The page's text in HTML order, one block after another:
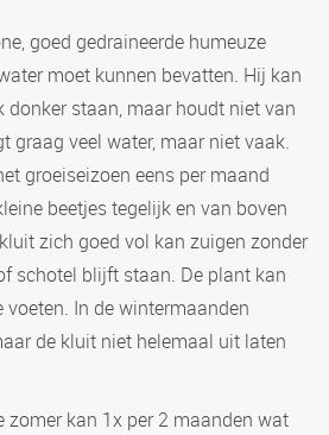
goed gedraineerde humeuze
moet kunnen bevatten. Hij kan
staan, maar houdt niet van
graag veel water, maar niet vaak.
groeiseizoen eens per maand
beetjes tegelijk en van boven
zich goed vol kan zuigen zonder
schotel blijft staan. De plant kan
In de wintermaanden
de kluit niet helemaal uit laten
zomer kan 1x per 2 maanden wat